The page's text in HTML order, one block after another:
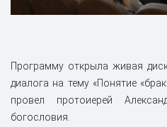
Программу открыла живая
диалога на тему «Понятие
провел протоиерей
богословия.